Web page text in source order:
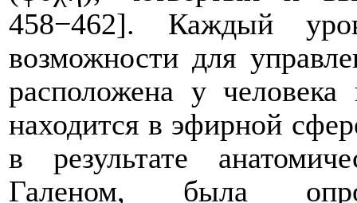
458−462]. Каждый
возможности для
расположена у
находится в эфирной
в результате
Галеном, была